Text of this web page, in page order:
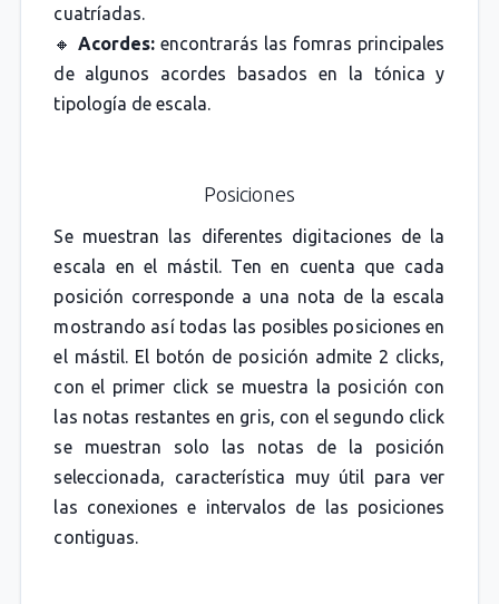
cuatríadas.
🔸 Acordes: encontrarás las fomras principales
de algunos acordes basados en la tónica y
tipología de escala.
Posiciones
Se muestran las diferentes digitaciones de la
escala en el mástil. Ten en cuenta que cada
posición corresponde a una nota de la escala
mostrando así todas las posibles posiciones en
el mástil. El botón de posición admite 2 clicks,
con el primer click se muestra la posición con
las notas restantes en gris, con el segundo click
se muestran solo las notas de la posición
seleccionada, característica muy útil para ver
las conexiones e intervalos de las posiciones
contiguas.